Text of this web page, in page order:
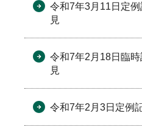
令和7年3月11日定例
見
令和7年2月18日臨時
見
令和7年2月3日定例